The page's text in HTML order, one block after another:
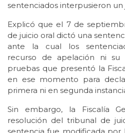
sentenciados interpusieron un
Explicó que el 7 de
de juicio oral dictó una
ante la cual los
recurso de apelación ni su
pruebas que presentó la
en ese momento para
primera ni en segunda
Sin embargo, la Fiscalía
resolución del tribunal de